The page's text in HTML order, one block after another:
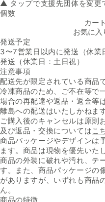
▲ タップで支援先団体を変更
個数「牛肉問屋のこだわりビーフシ
カー
お気に入
発送予定
3〜7営業日以内に発送（休
発送（休業日：土日祝）
注意事項
配送先が限定されている商品で
冷凍商品のため、ご不在等で
場合の再配達や返品・返金等
離島への配送はいたしかねます
ご購入後のキャンセルは原則
及び返品・交換についてはこ
商品パッケージやデザインは
ます。商品は現物を優先いた
商品の外装に破れや汚れ、テ
す。また、商品パッケージの
がありますが、いずれも商品
ん。
商品の特徴